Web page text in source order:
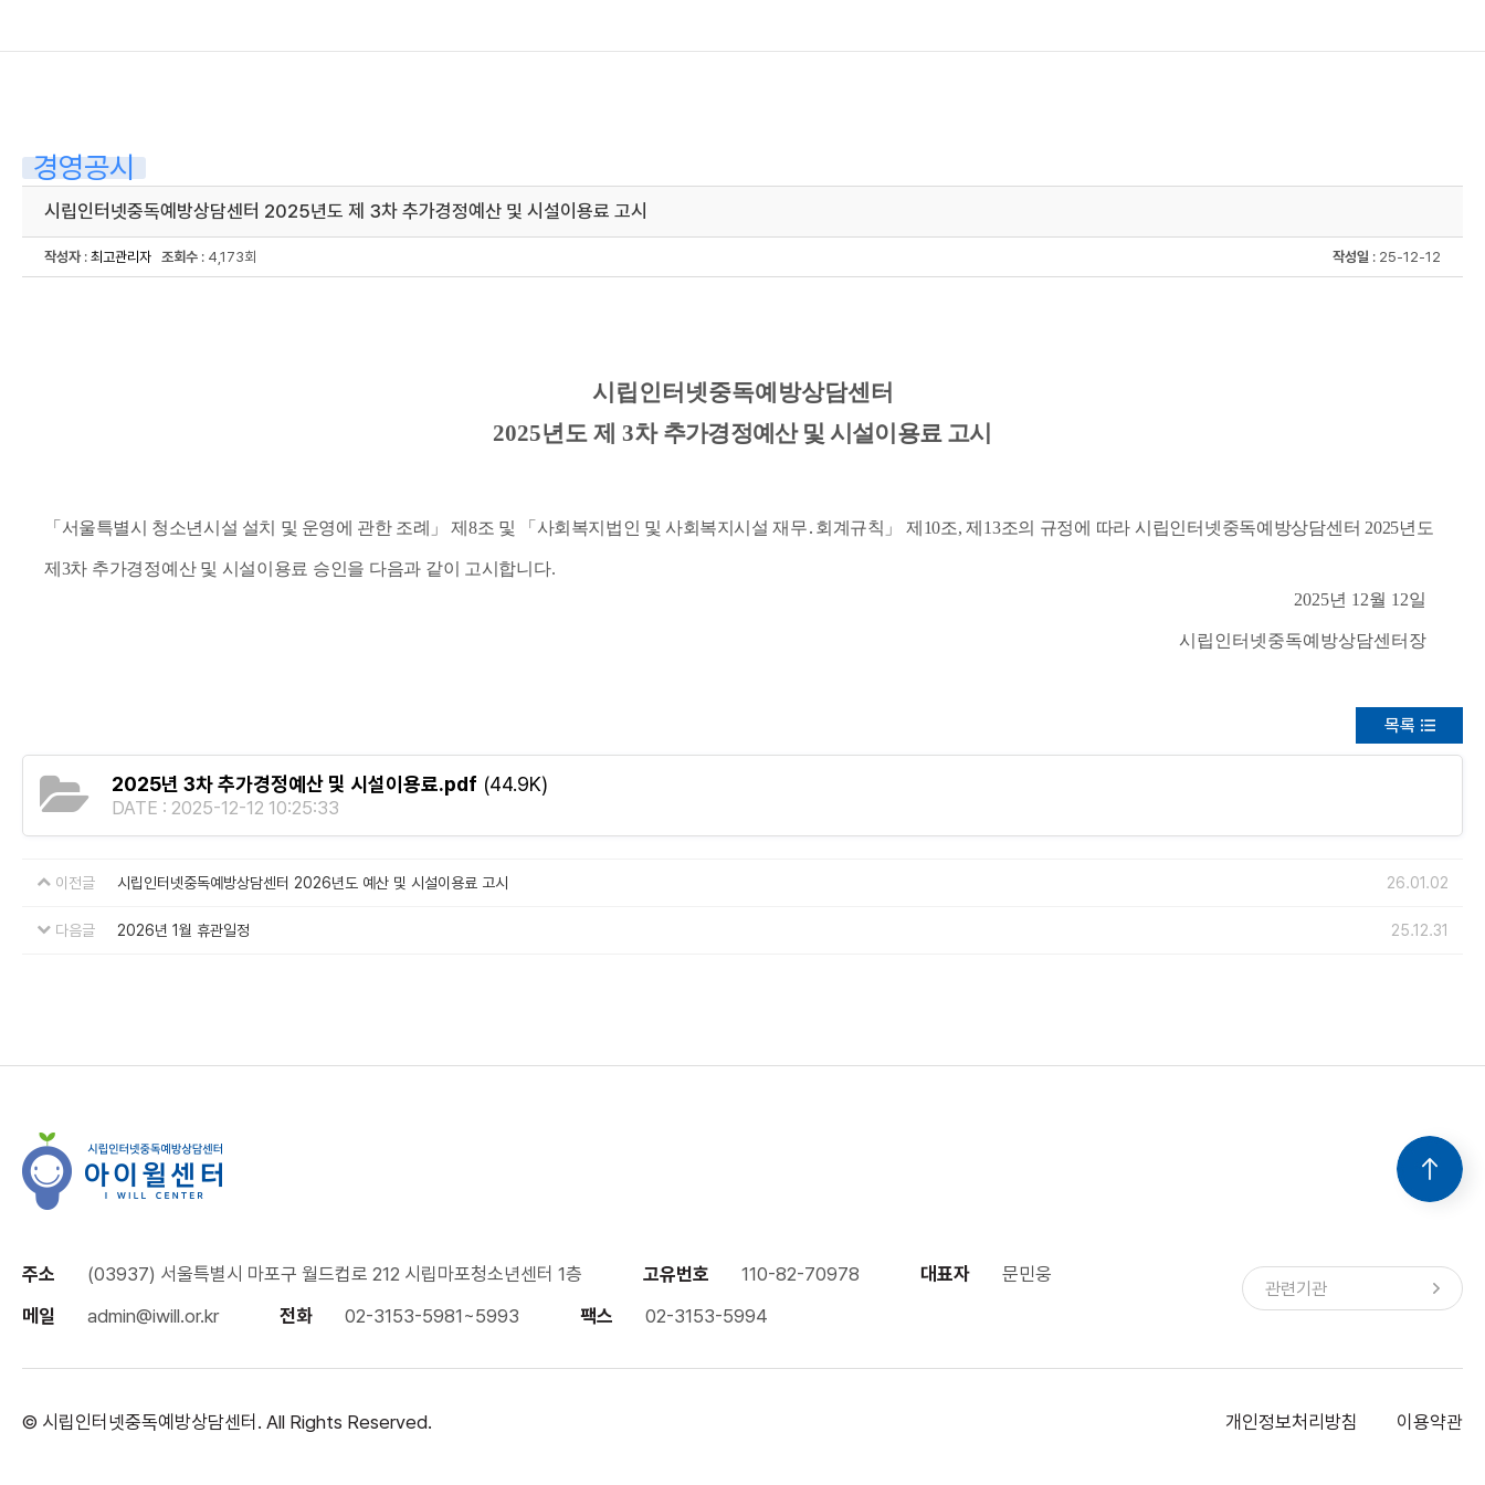
경영공시
시립인터넷중독예방상담센터 2025년도 제 3차 추가경정예산 및 시설이용료 고시
작성자: 최고관리자 조회수 : 4,173회 작성일 : 25-12-12
시립인터넷중독예방상담센터
2025년도 제3차 추가경정예산 및 시설이용료 고시
「 서울특별시 청소년시설 설치 및 운영에 관한 조례 」제8조 및 「 사회복지법인 및 사회복지시설 재무․ 회계규칙 」 제 10조,제 13조의 규정에 따라 시립인터넷중독예방상담센터 2025년도
제 3차 추가경정예산 및 시설이용료 승인을 다음과 같이 고시합니다.
2025년 12월 12일
시립인터넷중독예방상담센터장
목록
2025년 3차 추가경정예산 및 시설이용료.pdf (44.9K)
DATE : 2025-12-12 10:25:33
이전글 시립인터넷중독예방상담센터 2026년도 예산 및 시설이용료 고시 26.01.02
다음글 2026년 1월 휴관일정 25.12.31
주소 (03937) 서울특별시 마포구 월드컵로 212 시립마포청소년센터 1층 고유번호 110-82-70978 대표자
문민웅
메일
admin@iwill.or.kr 전화 02-3153-5981~5993 팩스 02-3153-5994
© 시립인터넷중독예방상담센터. All Rights Reserved. 개인정보처리방침 이용약관